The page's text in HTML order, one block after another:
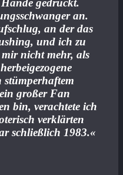
gedrückt.
an.
an der das
und ich zu
nicht mehr, als
großer Fan
bin, verachtete ich
verklärten
schließlich 1983.«